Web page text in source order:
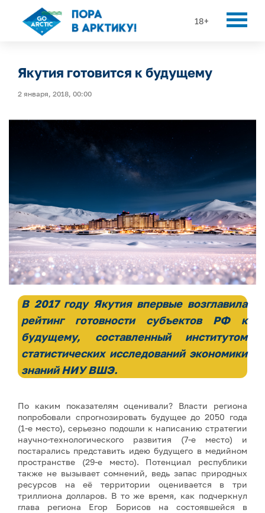
18+
Якутия готовится к будущему
2 января, 2018, 00:00
В 2017 году Якутия впервые возглавила
рейтинг готовности субъектов РФ к
будущему, составленный институтом
статистических исследований экономики
знаний НИУ ВШЭ.
По каким показателям оценивали? Власти региона
попробовали спрогнозировать будущее до 2050 года
(1-е место), серьезно подошли к написанию стратегии
научно-технологического развития (7-е место) и
постарались представить идею будущего в медийном
пространстве (29-е место). Потенциал республики
также не вызывает сомнений, ведь запас природных
ресурсов на её территории оценивается в три
триллиона долларов. В то же время, как подчеркнул
глава региона Егор Борисов на состоявшейся в